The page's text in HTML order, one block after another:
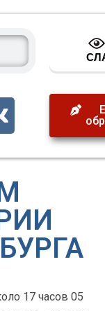
17 часов 05